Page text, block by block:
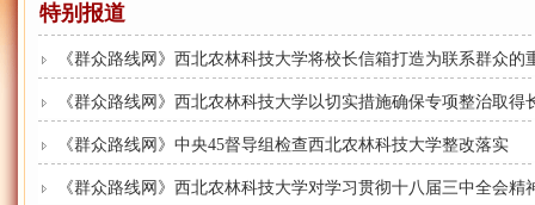
特别报道
《群众路线网》西北农林科技大学将校长信箱打造为联系群众的
《群众路线网》西北农林科技大学以切实措施确保专项整治取得
《群众路线网》中央45督导组检查西北农林科技大学整改落实
《群众路线网》西北农林科技大学对学习贯彻十八届三中全会精